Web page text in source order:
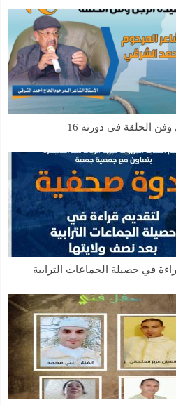
الحلقة في دورته 16
في حصيلة الجماعات الترابية